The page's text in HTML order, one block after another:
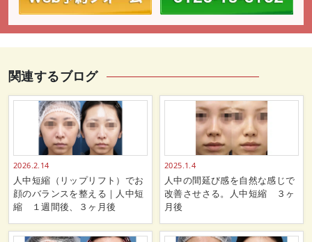
関連するブログ
2026.2.14
人中短縮（リップリフト）でお
顔のバランスを整える｜人中短
縮 １週間後、３ヶ月後
2025.1.4
人中の間延び感を自然な感じで
改善させさる。人中短縮 ３ヶ
月後